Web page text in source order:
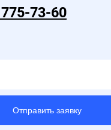
73-60
Отправить заявку